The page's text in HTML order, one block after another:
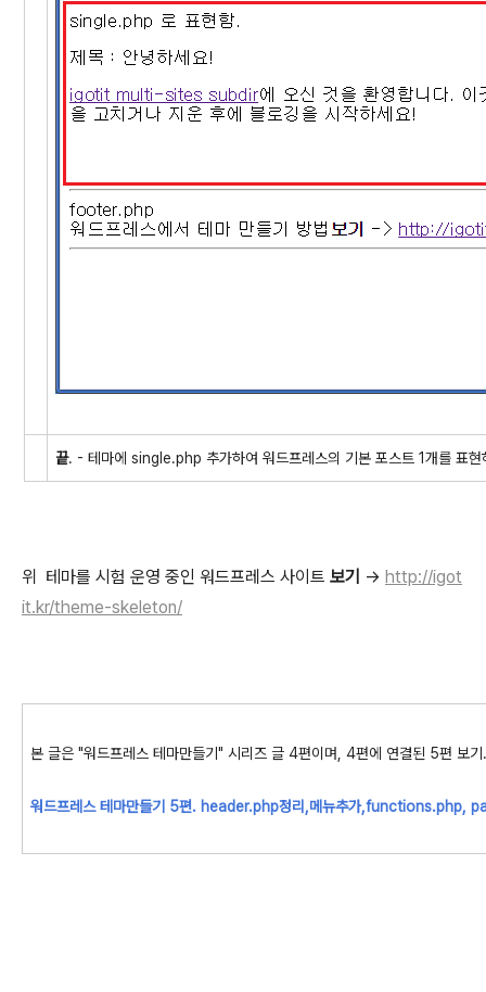
끝. - 테마에 single.php 추가하여 워드프레스의 기본 포스트 1개를 표현
위 테마를 시험 운영 중인 워드프레스 사이트 보기 -> http://igot
it.kr/theme-skeleton/
본 글은 "워드프레스 테마만들기" 시리즈 글 4편이며, 4편에 연결된 5편 보기.
워드프레스 테마만들기 5편. header.php정리,메뉴추가,functions.php,